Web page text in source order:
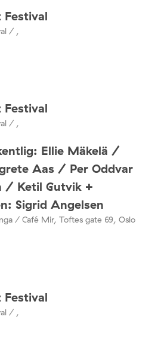
Festival
/ ,
Festival
/ ,
Ellie Mäkelä /
Aas / Per Oddvar
/ Ketil Gutvik +
Sigrid Angelsen
/ Café Mir, Toftes gate 69, Oslo
Festival
/ ,